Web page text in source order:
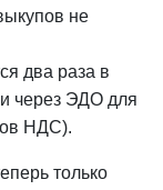
не
два раза в
через ЭДО для
НДС).
только